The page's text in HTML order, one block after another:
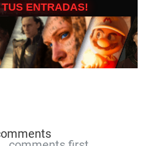
TUS ENTRADAS!